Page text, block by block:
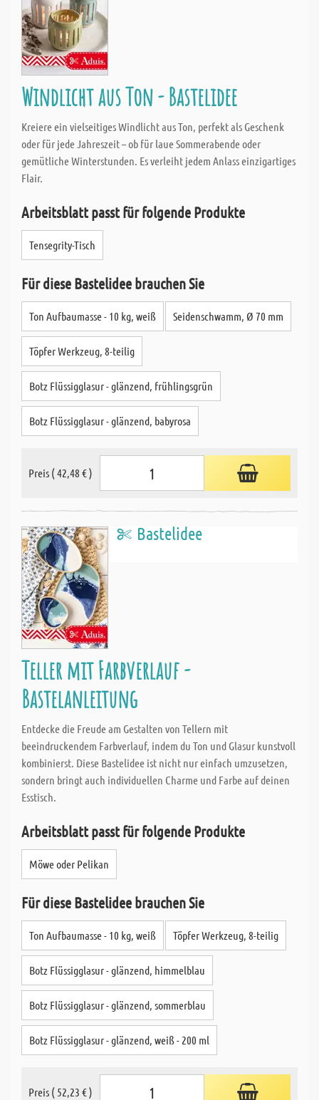
Windlicht aus Ton - Bastelidee
Kreiere ein vielseitiges Windlicht aus Ton, perfekt als Geschenk
oder für jede Jahreszeit – ob für laue Sommerabende oder
gemütliche Winterstunden. Es verleiht jedem Anlass einzigartiges
Flair.
Arbeitsblatt passt für folgende Produkte
Tensegrity-Tisch
Für diese Bastelidee brauchen Sie
Ton Aufbaumasse - 10 kg, weiß Seidenschwamm, Ø 70 mm
Töpfer Werkzeug, 8-teilig
Botz Flüssigglasur - glänzend, frühlingsgrün
Botz Flüssigglasur - glänzend, babyrosa
Preis ( 42,48 € )
Bastelidee
Teller mit Farbverlauf -
Bastelanleitung
Entdecke die Freude am Gestalten von Tellern mit
beeindruckendem Farbverlauf, indem du Ton und Glasur kunstvoll
kombinierst. Diese Bastelidee ist nicht nur einfach umzusetzen,
sondern bringt auch individuellen Charme und Farbe auf deinen
Esstisch.
Arbeitsblatt passt für folgende Produkte
Möwe oder Pelikan
Für diese Bastelidee brauchen Sie
Ton Aufbaumasse - 10 kg, weiß Töpfer Werkzeug, 8-teilig
Botz Flüssigglasur - glänzend, himmelblau
Botz Flüssigglasur - glänzend, sommerblau
Botz Flüssigglasur - glänzend, weiß - 200 ml
Preis ( 52,23 € )